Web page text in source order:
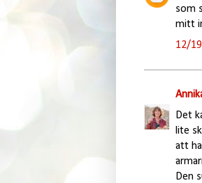
som
mitt
12/
Det
lite
att
Den